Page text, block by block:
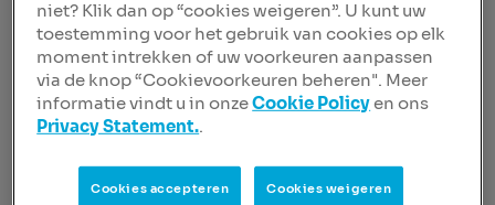
Verwijder alle filters
Nieuwsbericht 05 mrt. 2024, 09:15 CET
NIBC biedt een hypotheek
voor helden in de vitale
sector
niet? Klik dan op “cookies weigeren”. U kunt uw
toestemming voor het gebruik van cookies op elk
moment intrekken of uw voorkeuren aanpassen
via de knop “Cookievoorkeuren beheren". Meer
informatie vindt u in onzeCookie Policyen ons
Privacy Statement..
Cookies accepteren Cookies weigeren